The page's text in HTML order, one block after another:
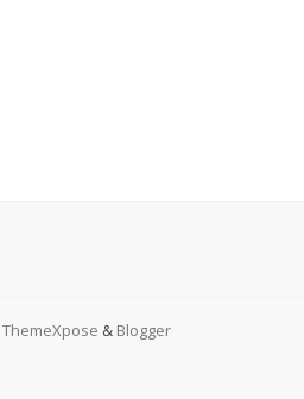
ThemeXpose & Blogger